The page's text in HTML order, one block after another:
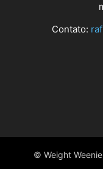
Contato:
© Weight